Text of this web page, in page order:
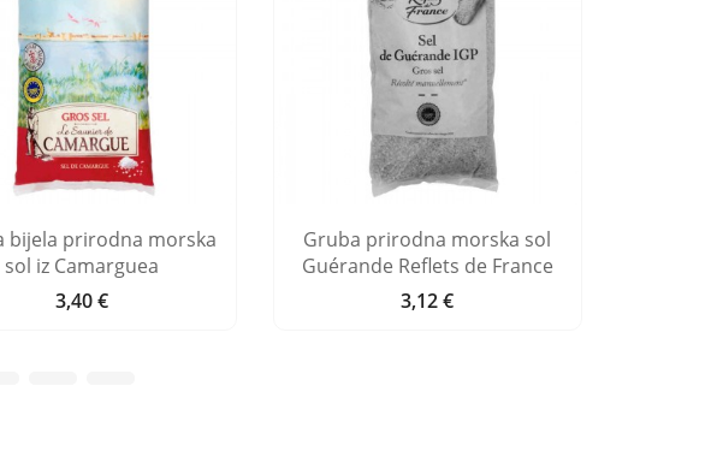
bijela prirodna morska
sol iz Camarguea
Cijena
3,40 €
Gruba prirodna morska sol
Guérande Reflets de France
Cijena
3,12 €